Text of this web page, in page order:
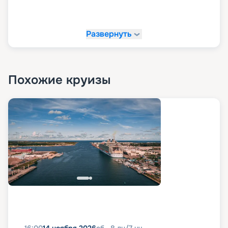
мужчинами. Круизная компания не одобряет
способствует созданию особой атмосферы и
уважению к другим пассажирам, делая ваше
Путешествуйте вместе с
«Круиз.онлайн»
На этом лайнере вас может впечатлить все:
каюты с видом на общественные зоны,
акватеатр, виртуальные балконы, а также новые
типы кают, такие как одноместные студии и
Развернуть
Похожие круизы